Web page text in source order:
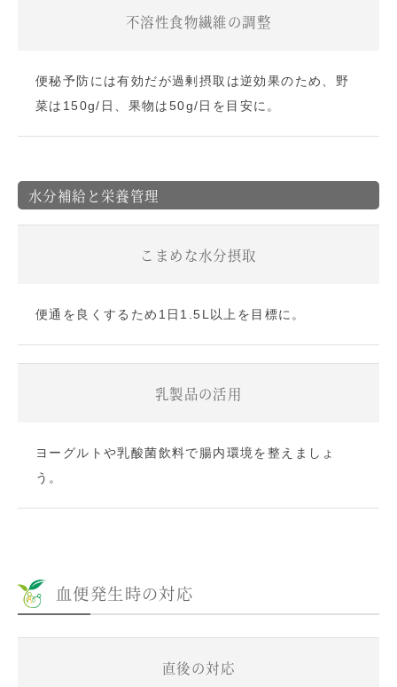
不溶性食物繊維の調整
便秘予防には有効だが過剰摂取は逆効果のため、野
菜は150g/日、果物は50g/日を目安に。
水分補給と栄養管理
こまめな水分摂取
便通を良くするため1日1.5L以上を目標に。
乳製品の活用
ヨーグルトや乳酸菌飲料で腸内環境を整えましょ
う。
血便発生時の対応
直後の対応